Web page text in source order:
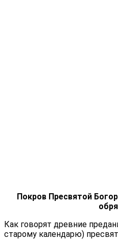
Покров Пресвятой
Как говорят древние
старому календарю)